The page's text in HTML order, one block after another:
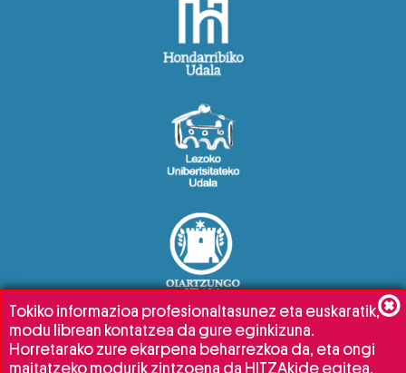
Tokiko informazioa profesionaltasunez eta euskaratik,
modu librean kontatzea da gure eginkizuna.
Horretarako zure ekarpena beharrezkoa da, eta ongi
maitatzeko modurik zintzoena da HITZAkide egitea.